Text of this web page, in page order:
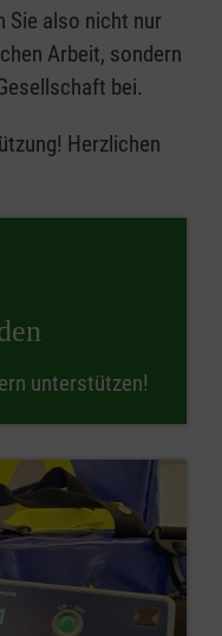
Sie also nicht nur
Arbeit, sondern
bei.
Herzlichen
unterstützen!